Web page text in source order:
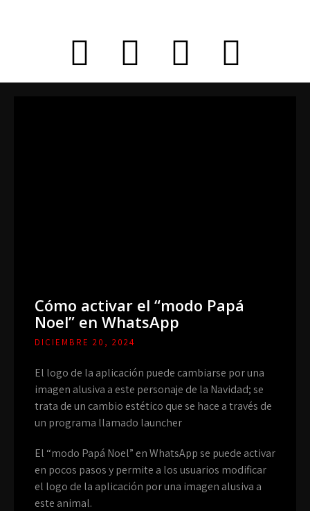
Cómo activar el “modo Papá
Noel” en WhatsApp
DICIEMBRE 20, 2024
El logo de la aplicación puede cambiarse por una
imagen alusiva a este personaje de la Navidad; se
trata de un cambio estético que se hace a través de
un programa llamado launcher
El “modo Papá Noel” en WhatsApp se puede activar
en pocos pasos y permite a los usuarios modificar
el logo de la aplicación por una imagen alusiva a
este animal.